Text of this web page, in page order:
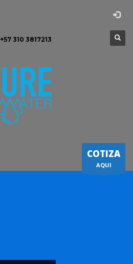
+57 310 3817213
COTIZA
AQUI